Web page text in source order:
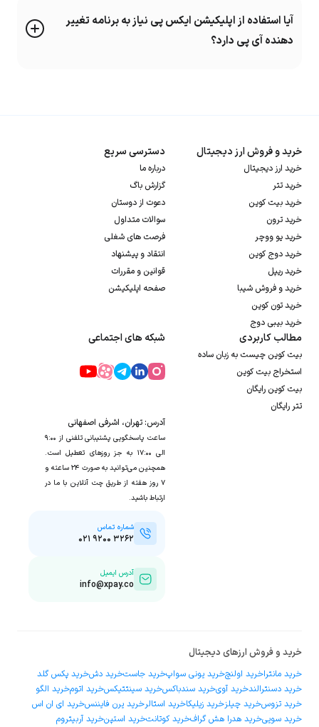
یکی از مهمترین دلایل استفاده ازاپلیکیشن صرافی ارز دیجیتال،دسترسی سریع به
دیگر کیف پول‌های شخصی کاربران است. افرادی که مدیریت سرمایه و مدیریت ریسک
آیا استفاده از اپلیکیشن ایکس پی نیاز به برنامه تغییر
دهنده آی پی دارد؟
خرید و فروش ارز دیجیتال
خرید ارز دیجیتال
خرید تتر
خرید بیت کوین
خرید ترون
خرید یو ووچر
خرید دوج کوین
خرید ریپل
خرید و فروش شیبا
خرید تون کوین
خرید بیبی دوج
دسترسی سریع
درباره ما
گزارش باگ
دعوت از دوستان
سوالات متداول
فرصت های شغلی
انتقاد و پیشنهاد
قوانین و مقررات
صفحه اپلیکیشن
مطالب کاربردی
بیت کوین چیست به زبان ساده
استخراج بیت کوین
بیت کوین رایگان
تتر رایگان
شبکه های اجتماعی
آدرس: تهران، اشرفی اصفهانی
ساعت پاسخگویی پشتیبانی تلفنی از ۹:۰۰
الی ۱۷:۰۰ به جز روزهای تعطیل است.
همچنین می‌توانید به صورت ۲۴ ساعته و
۷ روز هفته از طریق چت آنلاین با ما در
ارتباط باشید.
شماره تماس
۰۲۱ ۹۲۰۰ ۳۲۶۲
آدرس ایمیل
info@xpay.co
خرید و فروش ارزهای دیجیتال
خرید مانتراخرید اولنچخرید یونی سواپخرید جاستخرید دشخرید پکس گلد
خرید دسنترالندخرید آویخرید سندباکسخرید سینتتیکسخرید اتومخرید الگو
خرید تزوسخرید چیلزخرید زیلیکاخرید استالرخرید یرن فایننسخرید ای ان اس
خرید سوییخرید هدرا هش گرافخرید کوتانتخرید استپنخرید آربیتروم